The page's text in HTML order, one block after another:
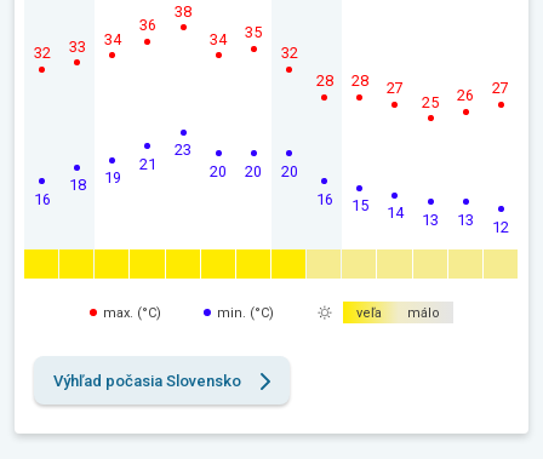
16
32
18
33
19
34
21
36
23
38
20
34
20
35
20
32
16
28
15
28
14
27
13
25
13
26
12
27
max. (°C) min. (°C) veľa málo
Výhľad počasia Slovensko